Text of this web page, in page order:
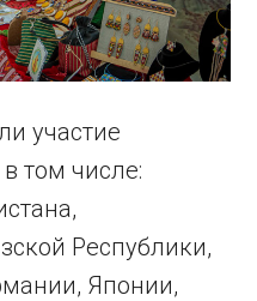
участие
том числе:
Республики,
Японии,